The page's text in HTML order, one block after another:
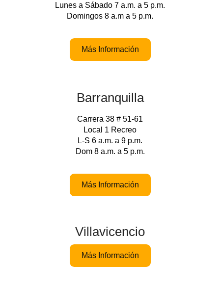
Lunes a Sábado 7 a.m. a 5 p.m.
Domingos 8 a.m a 5 p.m.
Más Información
Barranquilla
Carrera 38 # 51-61
Local 1 Recreo
L-S 6 a.m. a 9 p.m.
Dom 8 a.m. a 5 p.m.
Más Información
Villavicencio
Más Información